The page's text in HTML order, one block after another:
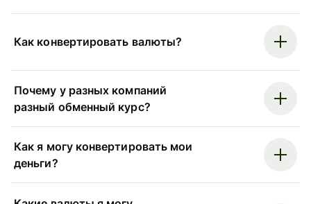
Как конвертировать валюты?
Почему у разных компаний
разный обменный курс?
Как я могу конвертировать мои
деньги?